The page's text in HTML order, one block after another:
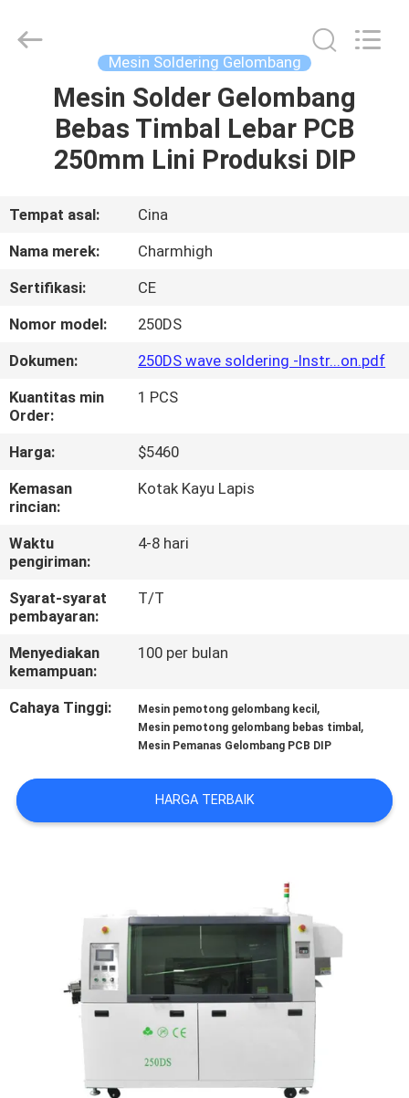
RUMAH
PRODUK
VIDEO
KAMI
TUR
PABRIK
KONTROL
KUALITAS
HUBUNGI
KAMI
BERITA
SHOPPING
ON
PETA
PRIVASI
TECHNOLOGY
LIMITED.
Mesin Soldering Gelombang
Mesin Solder Gelombang
Bebas Timbal Lebar PCB
250mm Lini Produksi DIP
Tempat asal:
Cina
Nama merek:
Charmhigh
Sertifikasi:
CE
Nomor model:
250DS
Dokumen:
250DS wave soldering -Instr...on.pdf
Kuantitas min
Order:
1 PCS
Harga:
$5460
Kemasan
rincian:
Kotak Kayu Lapis
Waktu
pengiriman:
4-8 hari
Syarat-syarat
pembayaran:
T/T
Menyediakan
kemampuan:
100 per bulan
Cahaya Tinggi: Mesin pemotong gelombang kecil ,
Mesin pemotong gelombang bebas timbal ,
Mesin Pemanas Gelombang PCB DIP
HARGA TERBAIK